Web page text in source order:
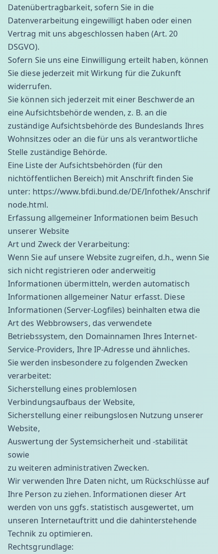
Datenübertragbarkeit, sofern Sie in die
Datenverarbeitung eingewilligt haben oder einen
Vertrag mit uns abgeschlossen haben (Art. 20
DSGVO).
Sofern Sie uns eine Einwilligung erteilt haben, können
Sie diese jederzeit mit Wirkung für die Zukunft
widerrufen.
Sie können sich jederzeit mit einer Beschwerde an
eine Aufsichtsbehörde wenden, z. B. an die
zuständige Aufsichtsbehörde des Bundeslands Ihres
Wohnsitzes oder an die für uns als verantwortliche
Stelle zuständige Behörde.
Eine Liste der Aufsichtsbehörden (für den
nichtöffentlichen Bereich) mit Anschrift finden Sie
unter: https://www.bfdi.bund.de/DE/Infothek/
node.html.
Erfassung allgemeiner Informationen beim Besuch
unserer Website
Art und Zweck der Verarbeitung:
Wenn Sie auf unsere Website zugreifen, d.h., wenn Sie
sich nicht registrieren oder anderweitig
Informationen übermitteln, werden automatisch
Informationen allgemeiner Natur erfasst. Diese
Informationen (Server-Logfiles) beinhalten etwa die
Art des Webbrowsers, das verwendete
Betriebssystem, den Domainnamen Ihres Internet-
Service-Providers, Ihre IP-Adresse und ähnliches.
Sie werden insbesondere zu folgenden Zwecken
verarbeitet:
Sicherstellung eines problemlosen
Verbindungsaufbaus der Website,
Sicherstellung einer reibungslosen Nutzung unserer
Website,
Auswertung der Systemsicherheit und -stabilität
sowie
zu weiteren administrativen Zwecken.
Wir verwenden Ihre Daten nicht, um Rückschlüsse auf
Ihre Person zu ziehen. Informationen dieser Art
werden von uns ggfs. statistisch ausgewertet, um
unseren Internetauftritt und die dahinterstehende
Technik zu optimieren.
Rechtsgrundlage: